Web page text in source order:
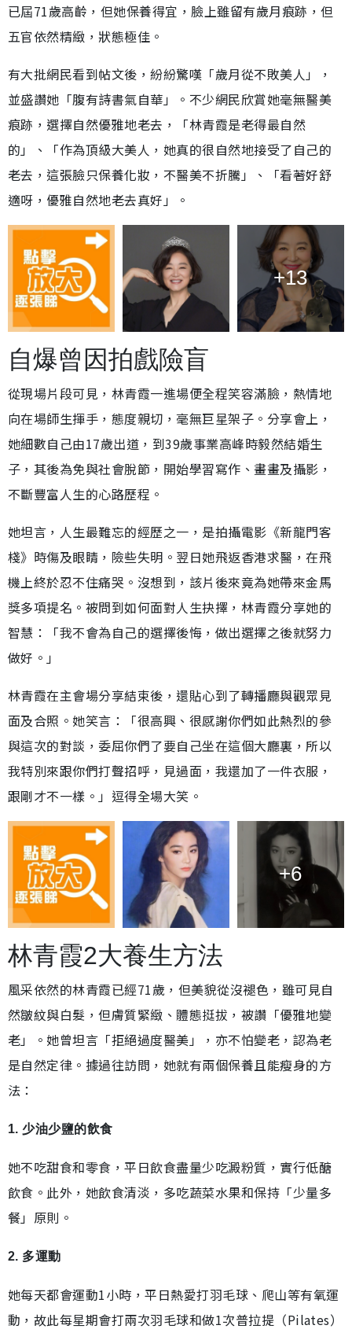
已屆71歲高齡，但她保養得宜，臉上雖留有歲月痕跡，但
五官依然精緻，狀態極佳。
有大批網民看到帖文後，紛紛驚嘆「歲月從不敗美人」，
並盛讚她「腹有詩書氣自華」。不少網民欣賞她毫無醫美
痕跡，選擇自然優雅地老去，「林青霞是老得最自然
的」、「作為頂級大美人，她真的很自然地接受了自己的
老去，這張臉只保養化妝，不醫美不折騰」、「看著好舒
適呀，優雅自然地老去真好」。
+13
自爆曾因拍戲險盲
從現場片段可見，林青霞一進場便全程笑容滿臉，熱情地
向在場師生揮手，態度親切，毫無巨星架子。分享會上，
她細數自己由17歲出道，到39歲事業高峰時毅然結婚生
子，其後為免與社會脫節，開始學習寫作、畫畫及攝影，
不斷豐富人生的心路歷程。
她坦言，人生最難忘的經歷之一，是拍攝電影《新龍門客
棧》時傷及眼睛，險些失明。翌日她飛返香港求醫，在飛
機上終於忍不住痛哭。沒想到，該片後來竟為她帶來金馬
獎多項提名。被問到如何面對人生抉擇，林青霞分享她的
智慧：「我不會為自己的選擇後悔，做出選擇之後就努力
做好。」
林青霞在主會場分享結束後，還貼心到了轉播廳與觀眾見
面及合照。她笑言：「很高興、很感謝你們如此熱烈的參
與這次的對談，委屈你們了要自己坐在這個大廳裏，所以
我特別來跟你們打聲招呼，見過面，我還加了一件衣服，
跟剛才不一樣。」逗得全場大笑。
+6
林青霞2大養生方法
風采依然的林青霞已經71歲，但美貌從沒褪色，雖可見自
然皺紋與白髮，但膚質緊緻、體態挺拔，被讚「優雅地變
老」。她曾坦言「拒絕過度醫美」，亦不怕變老，認為老
是自然定律。據過往訪問，她就有兩個保養且能瘦身的方
法：
1. 少油少鹽的飲食
她不吃甜食和零食，平日飲食盡量少吃澱粉質，實行低醣
飲食。此外，她飲食清淡，多吃蔬菜水果和保持「少量多
餐」原則。
2. 多運動
她每天都會運動1小時，平日熱愛打羽毛球、爬山等有氧運
動，故此每星期會打兩次羽毛球和做1次普拉提（Pilates）